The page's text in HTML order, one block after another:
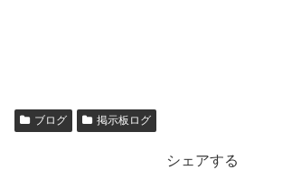
ブログ 掲示板ログ
シェアする